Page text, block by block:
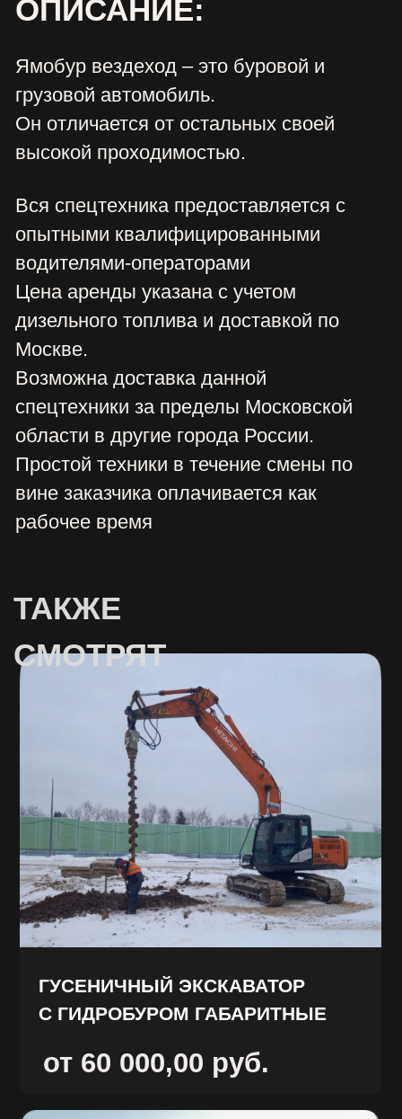
Возможна доставка данной
области в другие города России.
Простой техники в течение смены по
вине заказчика оплачивается как
рабочее время
ГУСЕНИЧНЫЙ ЭКСКАВАТОР
С ГИДРОБУРОМ ГАБАРИТНЫЕ
от 60 000,00 руб.
ЯМОБУР ШОССЕЙНЫЙ
от 35 000,00 руб.
СМОТРЯТ